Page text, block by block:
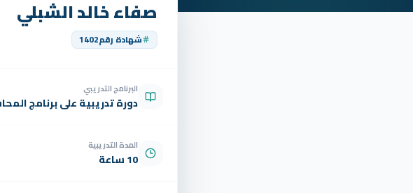
صفاء خالد الشبلي
شهادة رقم1402
البرنامج التدريبي
دورة تدريبية على برنامج
المدة التدريبية
10 ساعة